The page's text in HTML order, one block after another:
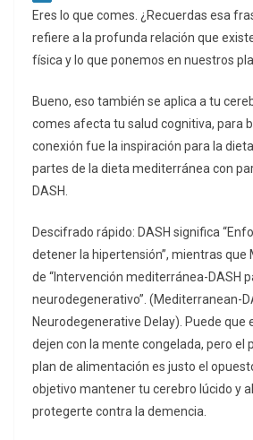
Eres lo que comes. ¿Recuerdas esa
refiere a la profunda relación que
física y lo que ponemos en nuestros
Bueno, eso también se aplica a tu
comes afecta tu salud cognitiva, para
conexión fue la inspiración para la
partes de la dieta mediterránea con
DASH.
Descifrado rápido: DASH significa
detener la hipertensión”, mientras que
de “Intervención mediterránea-DASH
neurodegenerativo”. (Mediterranean-
Neurodegenerative Delay). Puede que
dejen con la mente congelada, pero el
plan de alimentación es justo el
objetivo mantener tu cerebro lúcido y
protegerte contra la demencia.